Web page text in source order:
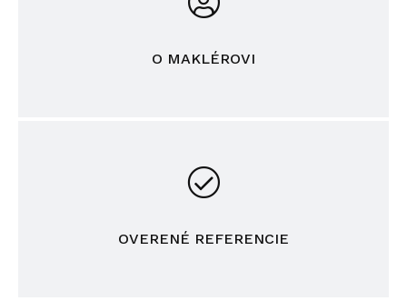
O MAKLÉROVI
OVERENÉ REFERENCIE